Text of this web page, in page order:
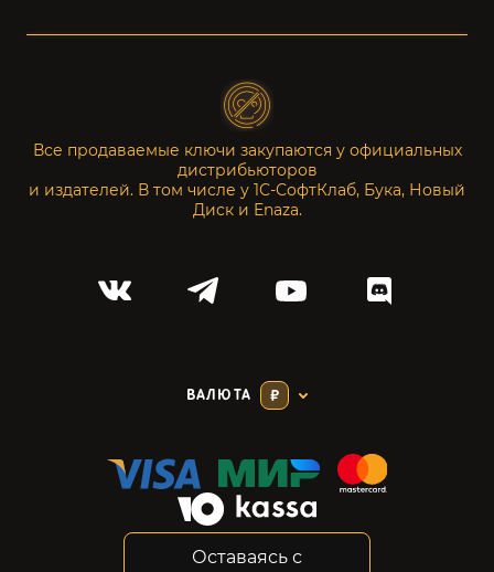
Все продаваемые ключи закупаются у официальных
дистрибьюторов
и издателей. В том числе у 1С-СофтКлаб, Бука, Новый
Диск и Enaza.
ВАЛЮТА ₽
Оставаясь с